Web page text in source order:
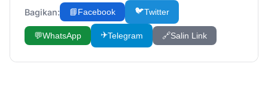
Bagikan: 📘Facebook 🐦Twitter
💬WhatsApp ✈️Telegram 🔗Salin Link